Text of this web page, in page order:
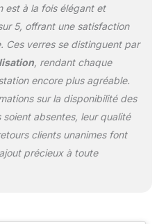
est à la fois élégant et
5, offrant une satisfaction
Ces verres se distinguent par
, rendant chaque
encore plus agréable.
sur la disponibilité des
absentes, leur qualité
clients unanimes font
précieux à toute